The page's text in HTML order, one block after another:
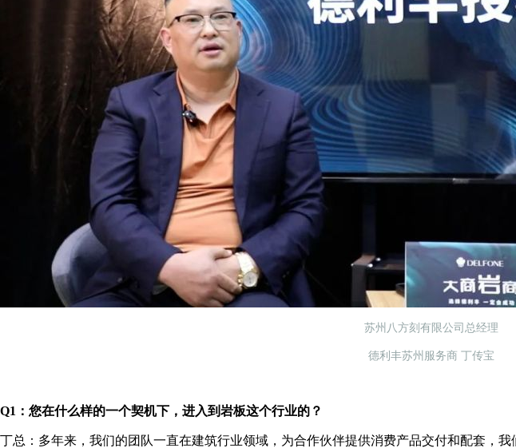
苏州八方刻有限公司总经理
德利丰苏州服务商 丁传宝
Q1： 您在什么样的一个契机下，进入到岩板这个行业的？
丁总：多年来，我们的团队一直在建筑行业领域，为合作伙伴提供消费产品交付和配套，